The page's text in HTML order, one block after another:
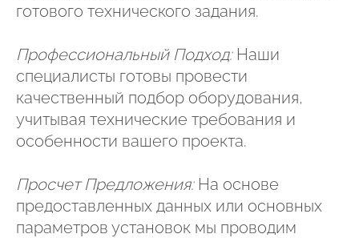
готового технического задания.
Профессиональный Подход: Наши
специалисты готовы провести
качественный подбор оборудования,
учитывая технические требования и
особенности вашего проекта.
Просчет Предложения:На основе
предоставленных данных или основных
параметров установок мы проводим